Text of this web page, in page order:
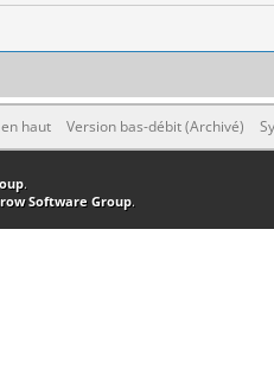
haut Version bas-débit (Archivé)
.
Software Group.